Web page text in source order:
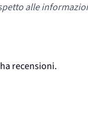
alle
recensioni.